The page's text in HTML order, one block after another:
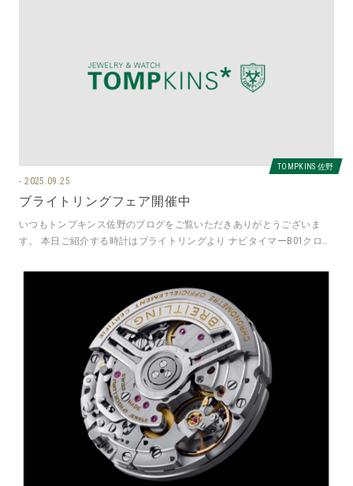
TOMPKINS 佐野
2025.09.25
ブライトリングフェア開催中
いつもトンプキンス佐野のブログをご覧いただきありがとうございま
す。 本日ご紹介する時計はブライトリングより ナビタイマーB01クロノ